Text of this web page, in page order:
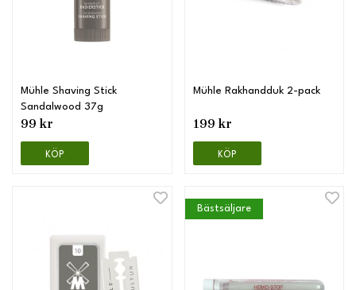
Mühle Shaving Stick
Sandalwood 37g
99 kr
KÖP
Mühle Rakhandduk 2-pack
199 kr
KÖP
Bästsäljare